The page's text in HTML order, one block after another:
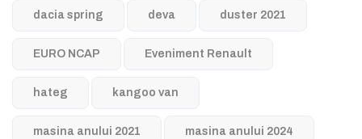
dacia spring deva duster 2021
EURO NCAP Eveniment Renault
hateg kangoo van
masina anului 2021 masina anului 2024